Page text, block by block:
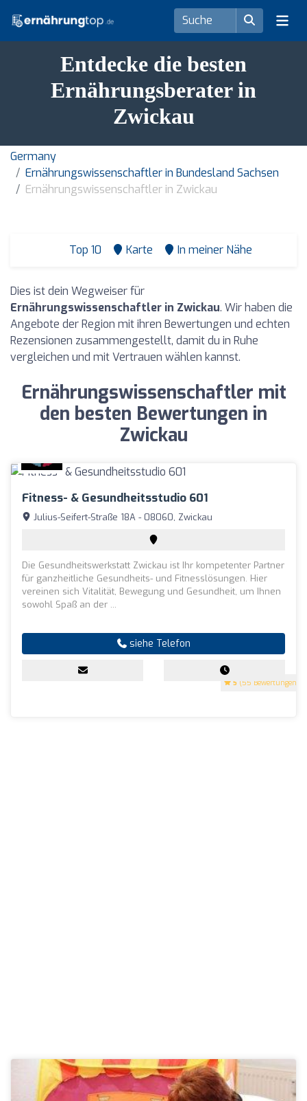
Entdecke die besten
Ernährungsberater in
Zwickau
Germany
Ernährungswissenschaftler in Bundesland Sachsen
Ernährungswissenschaftler in Zwickau
Top 10 Karte In meiner Nähe
Dies ist dein Wegweiser für
Ernährungswissenschaftler in Zwickau. Wir haben die
Angebote der Region mit ihren Bewertungen und echten
Rezensionen zusammengestellt, damit du in Ruhe
vergleichen und mit Vertrauen wählen kannst.
Ernährungswissenschaftler mit
den besten Bewertungen in
Zwickau
Fitness- & Gesundheitsstudio 601
5 (55 Bewertungen)
Julius-Seifert-Straße 18A - 08060, Zwickau
Die Gesundheitswerkstatt Zwickau ist Ihr kompetenter Partner
für ganzheitliche Gesundheits- und Fitnesslösungen. Hier
vereinen sich Vitalität, Bewegung und Gesundheit, um Ihnen
sowohl Spaß an der ...
siehe Telefon